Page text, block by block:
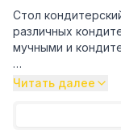
Стол
различных
мучными и
- Стол
Читать далее